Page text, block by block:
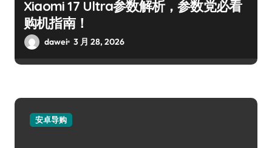
Xiaomi 17 Ultra参数解析，参数党必看
购机指南！
dawei 3 月 28, 2026
安卓导购